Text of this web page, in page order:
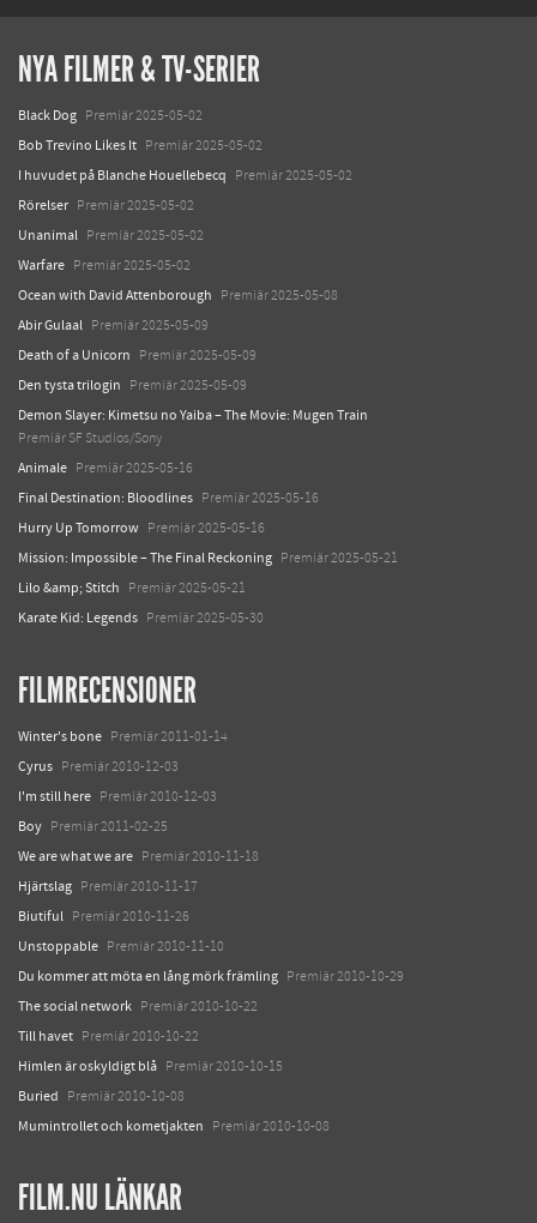
NYA FILMER & TV-SERIER
Black Dog Premiär 2025-05-02
Bob Trevino Likes It Premiär 2025-05-02
I huvudet på Blanche Houellebecq Premiär 2025-05-02
Rörelser Premiär 2025-05-02
Unanimal Premiär 2025-05-02
Warfare Premiär 2025-05-02
Ocean with David Attenborough Premiär 2025-05-08
Abir Gulaal Premiär 2025-05-09
Death of a Unicorn Premiär 2025-05-09
Den tysta trilogin Premiär 2025-05-09
Demon Slayer: Kimetsu no Yaiba – The Movie: Mugen Train
Premiär SF Studios/Sony
Animale Premiär 2025-05-16
Final Destination: Bloodlines Premiär 2025-05-16
Hurry Up Tomorrow Premiär 2025-05-16
Mission: Impossible – The Final Reckoning Premiär 2025-05-21
Lilo &amp; Stitch Premiär 2025-05-21
Karate Kid: Legends Premiär 2025-05-30
FILMRECENSIONER
Winter's bone Premiär 2011-01-14
Cyrus Premiär 2010-12-03
I'm still here Premiär 2010-12-03
Boy Premiär 2011-02-25
We are what we are Premiär 2010-11-18
Hjärtslag Premiär 2010-11-17
Biutiful Premiär 2010-11-26
Unstoppable Premiär 2010-11-10
Du kommer att möta en lång mörk främling Premiär 2010-10-29
The social network Premiär 2010-10-22
Till havet Premiär 2010-10-22
Himlen är oskyldigt blå Premiär 2010-10-15
Buried Premiär 2010-10-08
Mumintrollet och kometjakten Premiär 2010-10-08
FILM.NU LÄNKAR